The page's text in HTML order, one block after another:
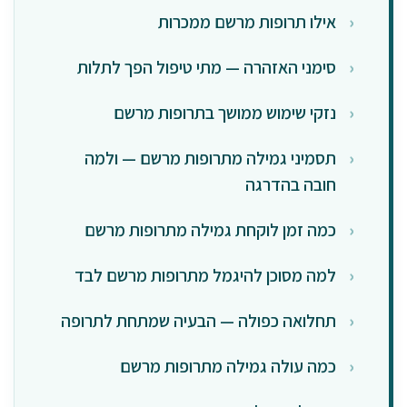
אילו תרופות מרשם ממכרות
סימני האזהרה — מתי טיפול הפך לתלות
נזקי שימוש ממושך בתרופות מרשם
תסמיני גמילה מתרופות מרשם — ולמה
חובה בהדרגה
כמה זמן לוקחת גמילה מתרופות מרשם
למה מסוכן להיגמל מתרופות מרשם לבד
תחלואה כפולה — הבעיה שמתחת לתרופה
כמה עולה גמילה מתרופות מרשם